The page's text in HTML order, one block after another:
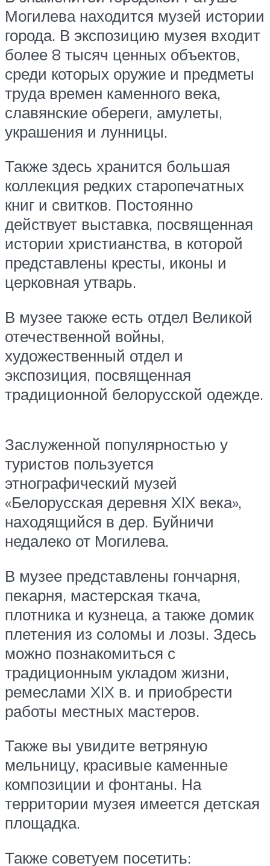
Могилева находится музей истории
города. В экспозицию музея входит
более 8 тысяч ценных объектов,
среди которых оружие и предметы
труда времен каменного века,
славянские обереги, амулеты,
украшения и лунницы.
Также здесь хранится большая
коллекция редких старопечатных
книг и свитков. Постоянно
действует выставка, посвященная
истории христианства, в которой
представлены кресты, иконы и
церковная утварь.
В музее также есть отдел Великой
отечественной войны,
художественный отдел и
экспозиция, посвященная
традиционной белорусской одежде.
Заслуженной популярностью у
туристов пользуется
этнографический музей
«Белорусская деревня XIX века»,
находящийся в дер. Буйничи
недалеко от Могилева.
В музее представлены гончарня,
пекарня, мастерская ткача,
плотника и кузнеца, а также домик
плетения из соломы и лозы. Здесь
можно познакомиться с
традиционным укладом жизни,
ремеслами XIX в. и приобрести
работы местных мастеров.
Также вы увидите ветряную
мельницу, красивые каменные
композиции и фонтаны. На
территории музея имеется детская
площадка.
Также советуем посетить: